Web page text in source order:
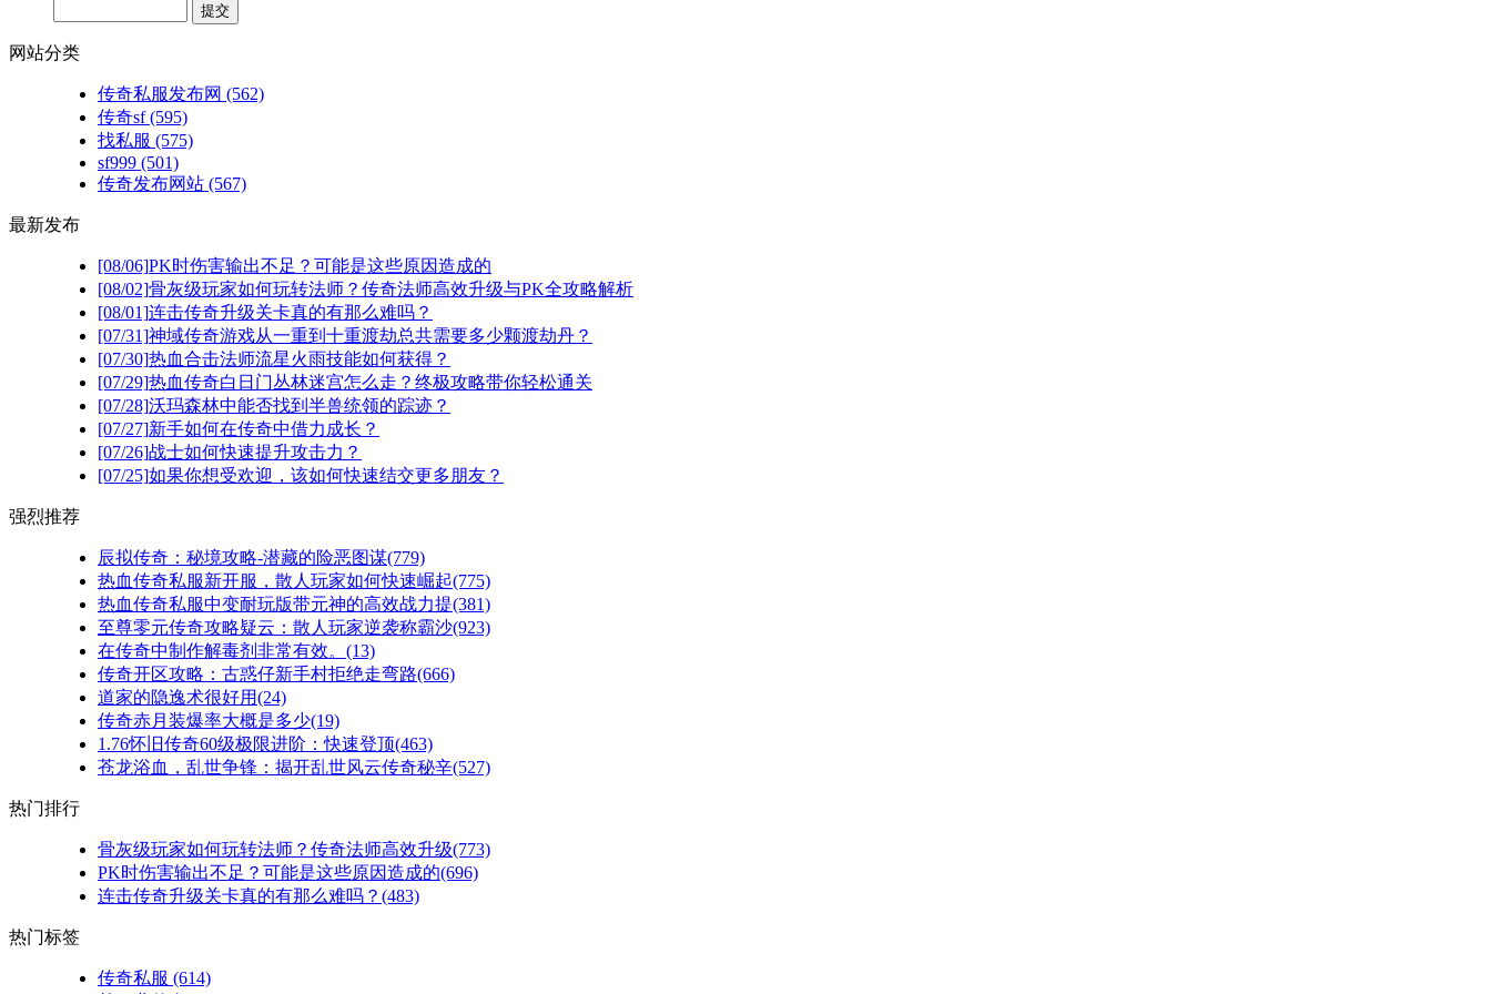
网站分类
传奇私服发布网 (562)
传奇sf(595)
找私服 (575)
sf999 (501)
传奇发布网站 (567)
最新发布
[08/06]PK时伤害输出不足？可能是这些原因造成的
[08/02]骨灰级玩家如何玩转法师？传奇法师高效升级与PK全攻略解析
[08/01]连击传奇升级关卡真的有那么难吗？
[07/31]神域传奇游戏从一重到十重渡劫总共需要多少颗渡劫丹？
[07/30]热血合击法师流星火雨技能如何获得？
[07/29]热血传奇白日门丛林迷宫怎么走？终极攻略带你轻松通关
[07/28]沃玛森林中能否找到半兽统领的踪迹？
[07/27]新手如何在传奇中借力成长？
[07/26]战士如何快速提升攻击力？
[07/25]如果你想受欢迎，该如何快速结交更多朋友？
强烈推荐
辰拟传奇：秘境攻略-潜藏的险恶图谋(779)
热血传奇私服新开服，散人玩家如何快速崛起(775)
热血传奇私服中变耐玩版带元神的高效战力提(381)
至尊零元传奇攻略疑云：散人玩家逆袭称霸沙(923)
在传奇中制作解毒剂非常有效。(13)
传奇开区攻略：古惑仔新手村拒绝走弯路(666)
道家的隐逸术很好用(24)
传奇赤月装爆率大概是多少(19)
1.76怀旧传奇60级极限进阶：快速登顶(463)
苍龙浴血，乱世争锋：揭开乱世风云传奇秘辛(527)
热门排行
骨灰级玩家如何玩转法师？传奇法师高效升级(773)
PK时伤害输出不足？可能是这些原因造成的(696)
连击传奇升级关卡真的有那么难吗？(483)
热门标签
传奇私服 (614)